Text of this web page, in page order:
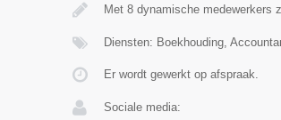
Met 8 dynamische medewerkers
Diensten: Boekhouding,
Er wordt gewerkt op afspraak.
Sociale media: